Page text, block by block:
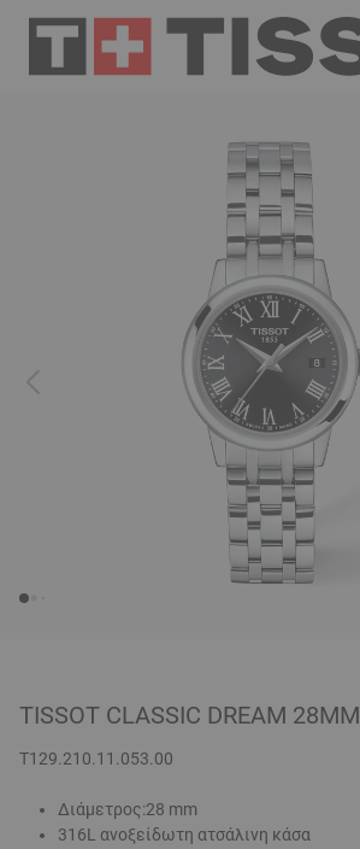
TISSOT CLASSIC DREAM 28MM
T129.210.11.053.00
Διάμετρος:28 mm
316L ανοξείδωτη ατσάλινη κάσα